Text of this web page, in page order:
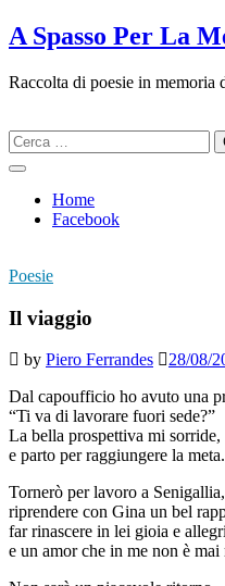
Skip
to
A Spasso Per La
Raccolta di poesie in memoria
Ricerca
per:
Home
Facebook
Poesie
Il viaggio
by Piero Ferrandes 28/08/
Dal capoufficio ho avuto una
“Ti va di lavorare fuori sede?”
La bella prospettiva mi sorride,
e parto per raggiungere la meta.
Tornerò per lavoro a Senigallia,
riprendere con Gina un bel
far rinascere in lei gioia e
e un amor che in me non è mai